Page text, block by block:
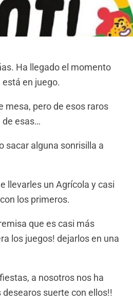
Ha llegado el momento
en juego.
mesa, pero de esos raros
de esas…
sacar alguna sonrisilla a
llevarles un Agrícola y casi
los primeros.
que es casi más
los juegos! dejarlos en una
a nosotros nos ha
suerte con ellos!!